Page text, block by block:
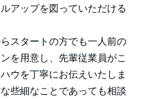
アップを図っていただける
スタートの方でも一人前の
を用意し、先輩従業員がこ
ウを丁寧にお伝えいたしま
些細なことであっても相談